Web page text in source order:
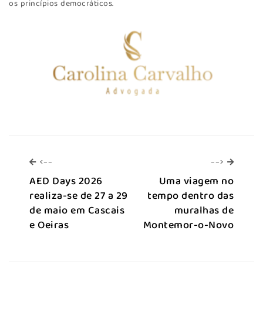
os princípios democráticos.
<--
AED Days 2026
realiza-se de 27 a 29
de maio em Cascais
e Oeiras
--> -->
Uma viagem no
tempo dentro das
muralhas de
Montemor-o-Novo